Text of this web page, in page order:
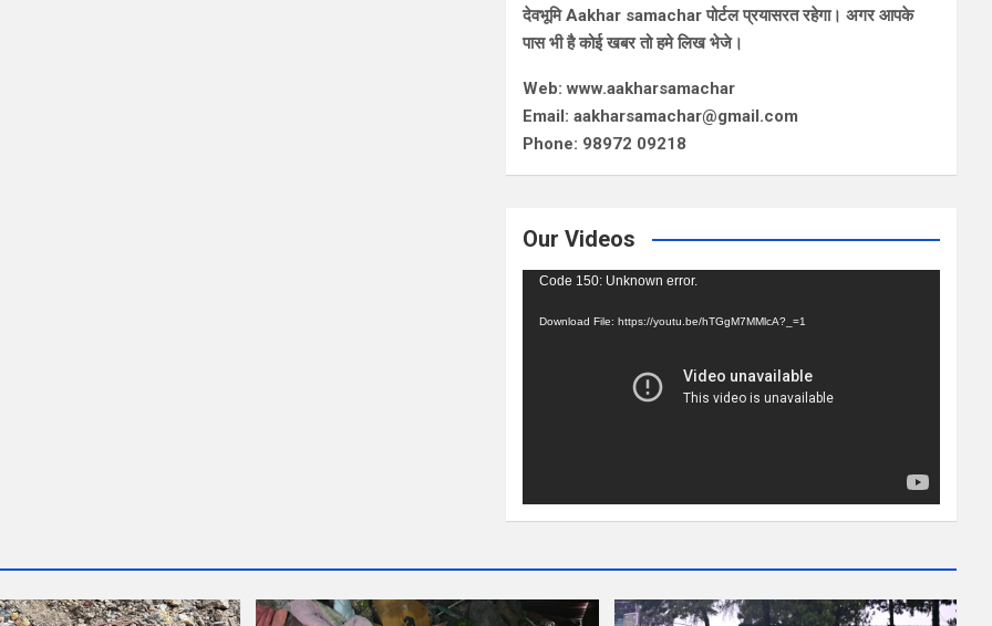
देवभूमि Aakhar samachar पोर्टल प्रयासरत रहेगा। अगर आपके
पास भी है कोई खबर तो हमे लिख भेजे।
Web: www.aakharsamachar
Email: aakharsamachar@gmail.com
Phone: 98972 09218
Our Videos
Video
Code 150: Unknown error.
Download File: https://youtu.be/hTGgM7MMlcA?_=1